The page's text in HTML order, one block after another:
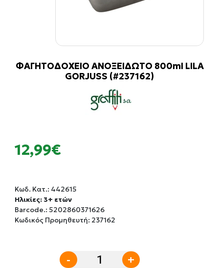
ΦΑΓΗΤΟΔΟΧΕΙΟ ΑΝΟΞΕΙΔΩΤΟ 800ml LILA
GORJUSS (#237162)
12,99€
Κωδ. Κατ.: 442615
Ηλικίες: 3+ ετών
Barcode.: 5202860371626
Κωδικός Προμηθευτή: 237162
- +